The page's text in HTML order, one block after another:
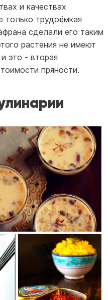
и качествах
только трудоёмкая
сделали его таким
растения не имеют
это - вторая
пряности.